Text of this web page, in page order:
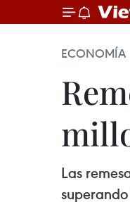
ECONOMÍA
Las